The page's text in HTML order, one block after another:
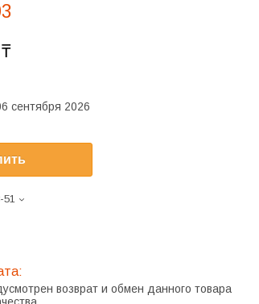
сентября 2026
51
возврат и обмен данного товара